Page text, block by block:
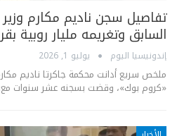
تفاصيل سجن ناديم مكارم وزير
السابق وتغريمه مليار روبية
إندونيسيا اليوم يوليو 1, 2026
ملخص سريع أدانت محكمة جاكرتا ناديم
«كروم بوك»، وقضت بسجنه عشر سنوات